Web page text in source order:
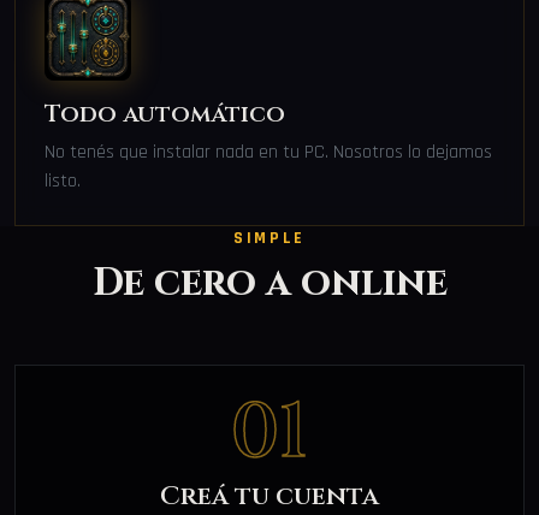
Todo automático
No tenés que instalar nada en tu PC. Nosotros lo dejamos
listo.
SIMPLE
De cero a online
01
Creá tu cuenta